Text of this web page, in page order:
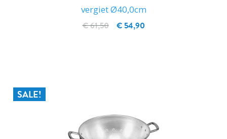
vergiet Ø40,0cm
€ 54,90
€ 61,50
SALE!